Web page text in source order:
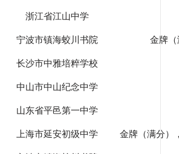
浙江省江山中学
宁波市镇海蛟川书院 金牌
长沙市中雅培粹学校
中山市中山纪念中学
山东省平邑第一中学
上海市延安初级中学 金牌（满分）